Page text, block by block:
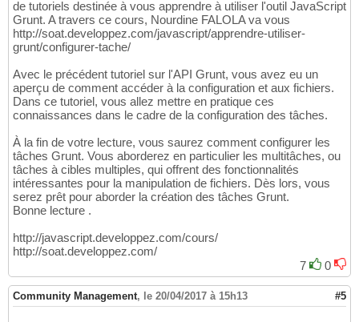
de tutoriels destinée à vous apprendre à utiliser l'outil JavaScript
Grunt. A travers ce cours, Nourdine FALOLA va vous
http://soat.developpez.com/javascript/apprendre-utiliser-
grunt/configurer-tache/
Avec le précédent tutoriel sur l'API Grunt, vous avez eu un
aperçu de comment accéder à la configuration et aux fichiers.
Dans ce tutoriel, vous allez mettre en pratique ces
connaissances dans le cadre de la configuration des tâches.
À la fin de votre lecture, vous saurez comment configurer les
tâches Grunt. Vous aborderez en particulier les multitâches, ou
tâches à cibles multiples, qui offrent des fonctionnalités
intéressantes pour la manipulation de fichiers. Dès lors, vous
serez prêt pour aborder la création des tâches Grunt.
Bonne lecture .
http://javascript.developpez.com/cours/
http://soat.developpez.com/
7
0
Community Management, le 20/04/2017 à 15h13 #5